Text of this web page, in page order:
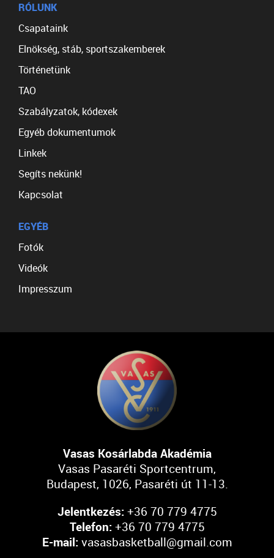
RÓLUNK
Csapataink
Elnökség, stáb, sportszakemberek
Történetünk
TAO
Szabályzatok, kódexek
Egyéb dokumentumok
Linkek
Segíts nekünk!
Kapcsolat
EGYÉB
Fotók
Videók
Impresszum
Vasas Kosárlabda Akadémia
Vasas Pasaréti Sportcentrum,
Budapest, 1026, Pasaréti út 11-13.
Jelentkezés: +36 70 779 4775
Telefon: +36 70 779 4775
E-mail: vasasbasketball@gmail.com